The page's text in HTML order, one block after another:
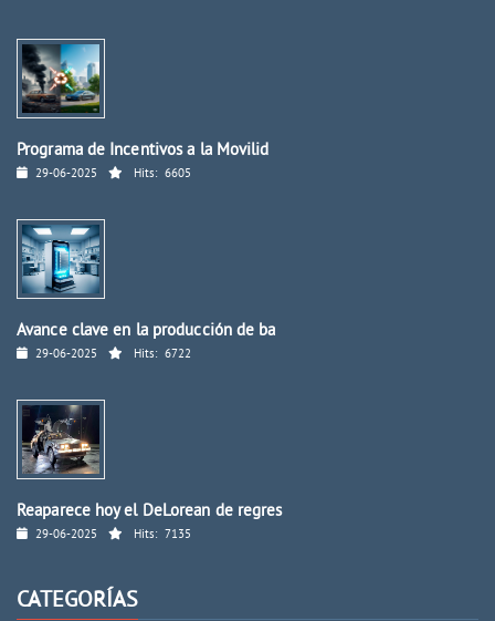
Programa de Incentivos a la Movilid
29-06-2025 Hits: 6605
Avance clave en la producción de ba
29-06-2025 Hits: 6722
Reaparece hoy el DeLorean de regres
29-06-2025 Hits: 7135
CATEGORÍAS